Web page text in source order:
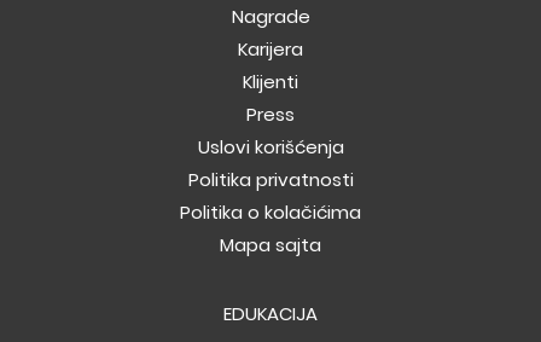
Nagrade
Karijera
Klijenti
Press
Uslovi korišćenja
Politika privatnosti
Politika o kolačićima
Mapa sajta
EDUKACIJA